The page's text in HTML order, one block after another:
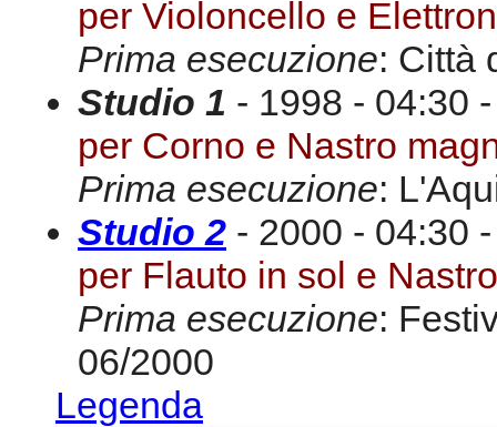
per Violoncello e
Prima esecuzione: Città
Studio 1 - 1998 - 04:30
per Corno e Nastro
Prima esecuzione:
Studio 2 - 2000 - 04:30
per Flauto in sol e
Prima esecuzione:
06/2000
Legenda